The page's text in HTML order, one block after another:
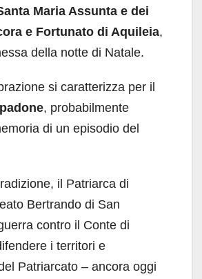
Maria Assunta e dei
e Fortunato di Aquileia,
della notte di Natale.
si caratterizza per il
, probabilmente
di un episodio del
il Patriarca di
Bertrando di San
contro il Conte di
i territori e
Patriarcato – ancora oggi